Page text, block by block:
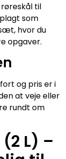
til
som
hvor du
opgaver.
og pris er i
at veje eller
rundt om
L) –